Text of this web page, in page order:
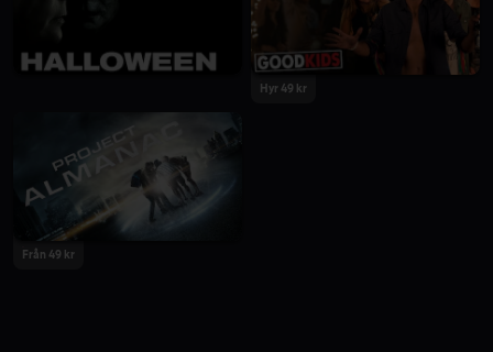
Hyr 49 kr
Från 49 kr